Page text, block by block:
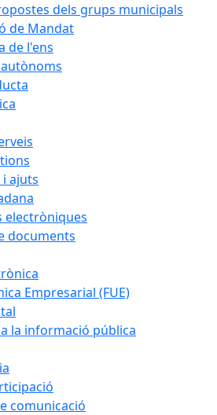
dels grups municipals
de Mandat
de l'ens
ajuts
electròniques
documents
Empresarial (FUE)
la informació pública
comunicació